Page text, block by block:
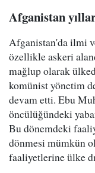
Afganistan
Afganistan'da ilmi
özellikle askeri
mağlup olarak
komünist yönetim
devam etti. Ebu
öncülüğündeki
Bu dönemdeki
dönmesi mümkün
faaliyetlerine ülke